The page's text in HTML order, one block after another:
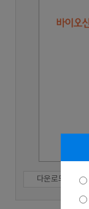
다운로드